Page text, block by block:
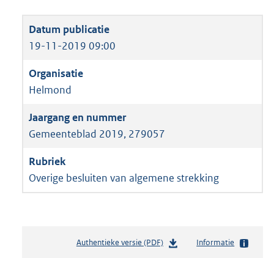
19-11-2019 09:00
Helmond
Gemeenteblad 2019, 279057
Overige besluiten van algemene strekking
Authentieke versie (PDF)b
Informatie